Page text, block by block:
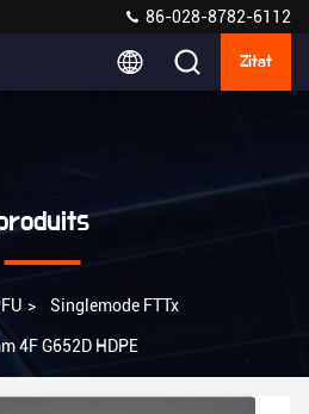
86-028-8782-6112
Zitat
> Singlemode FTTx
4F G652D HDPE